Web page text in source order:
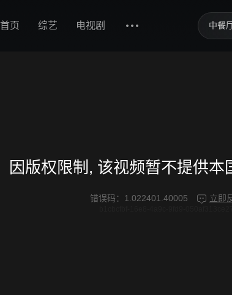
首页 综艺 电视剧 中餐
爸爸
因版权限制, 该视频暂不提供本
错误码： 1.022401.40005 立即